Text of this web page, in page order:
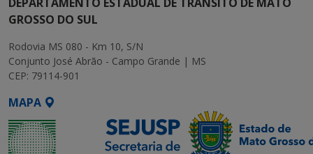
GROSSO DO SUL
Rodovia MS 080 - Km 10, S/N
Conjunto José Abrão - Campo Grande | MS
CEP: 79114-901
MAPA